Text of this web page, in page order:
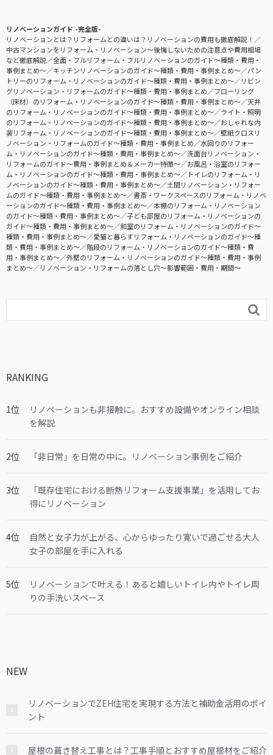
リノベーションガイド -完全版-
リノベーションとは？リフォームとの違いは？リノベーションの費用も徹底解説！
中古マンションをリフォーム・リノベーション〜後悔しないための注意点や費用相場
など徹底解説
全面・フルリフォーム・フルリノベーションのガイド〜種類・費用・
事例まとめ〜
キッチンリノベーションのガイド〜種類・費用・事例まとめ〜
パン
トリーのリフォーム・リノベーションのガイド〜種類・費用・事例まとめ〜
リビン
グリノベーション・リフォームのガイド〜種類・費用・事例まとめ
フローリング
（床材）のリフォーム・リノベーションのガイド〜種類・費用・事例まとめ〜
天井
のリフォーム・リノベーションのガイド〜種類・費用・事例まとめ〜
ライト・照明
のリフォーム・リノベーションのガイド〜種類・費用・事例まとめ〜
おしゃれな内
装リフォーム・リノベーションのガイド〜種類・費用・事例まとめ〜
壁紙クロスリ
ノベーション・リフォームのガイド〜種類・費用・事例まとめ
水回りのリフォー
ム・リノベーションのガイド〜種類・費用・事例まとめ〜
洗面台リノベーション・
リフォームのガイド〜費用・事例まとめ＆メーカー特徴〜
お風呂・浴室のリフォー
ム・リノベーションのガイド〜種類・費用・事例まとめ〜
トイレのリフォーム・リ
ノベーションのガイド〜種類・費用・事例まとめ〜
土間リノベーション・リフォー
ムのガイド〜種類・費用・事例まとめ〜
書斎・ワークスペースのリフォーム・リノベ
ーションのガイド〜種類・費用・事例まとめ〜
本棚のリフォーム・リノベーション
のガイド〜種類・費用・事例まとめ〜
子ども部屋のリフォーム・リノベーションの
ガイド〜種類・費用・事例まとめ〜
和室のリフォーム・リノベーションのガイド〜
種類・費用・事例まとめ〜
愛猫と暮らすリフォーム・リノベーションのガイド〜種
類・費用・事例まとめ〜
階段のリフォーム・リノベーションのガイド〜種類・費
用・事例まとめ〜
外壁のリフォーム・リノベーションのガイド〜種類・費用・事例
まとめ〜
リノベーション・リフォームの落とし穴～影響範囲・費用・期間～

RANKING
リノベーションも非接触に。おすすめ設備やオンライン相談
を解説
「非日常」を日常の中に。リノベーション事例をご紹介
「既存住宅における断熱リフォーム支援事業」を活用してお
得にリノベーション
自然と女子力が上がる、心からゆったり寛いで過ごせる大人
女子の部屋を手に入れる
リノベーションで叶える！あると嬉しいトイレ内やトイレ周
りの手洗いスペース
NEW
リノベーションでZEH住宅を実現する方法と補助金活用のポイ
ント
屋根の葺き替え工事とは？工事手順とおすすめ屋根材をご紹介